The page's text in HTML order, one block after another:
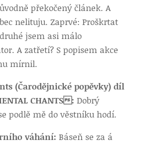
překočený článek. A
nelituju. Zaprvé: Proškrtat
jsem asi málo
A zatřetí? S popisem akce
mírnil.
(Čarodějnické popěvky) díl
CHANTS: Dobrý
podlě mě do věstníku hodí.
váhání: Báseň se za á